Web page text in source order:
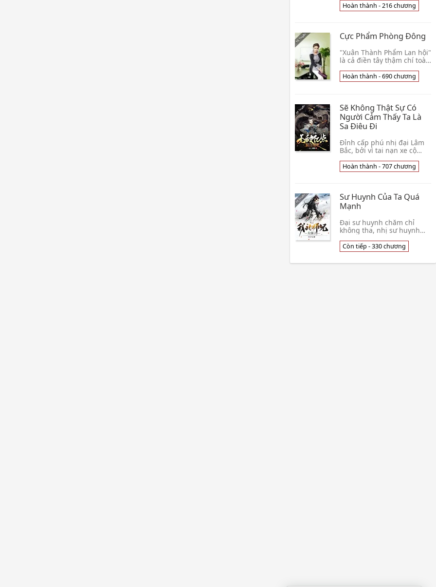
phú, dĩ nhiên là một con lữ
hành con ếch. Lữ hành con
Hoàn thành - 216 chương
Cực Phẩm Phòng Đông
"Xuân Thành Phẩm Lan hội"
là cả điền tây thậm chí toàn
danh một cái thịnh hội, mỗi
ba năm cử hành một lần,
Hoàn thành - 690 chương
Sẽ Không Thật Sự Có
Người Cảm Thấy Ta Là
Sa Điêu Đi
Đỉnh cấp phú nhị đại Lâm
Bắc, bởi vì tai nạn xe cộ
ngại bệnh nhân, tục xưng:
Ngu ngốc. Lúc này toàn cầu
Hoàn thành - 707 chương
Sư Huynh Của Ta Quá
Mạnh
Đại sư huynh chăm chỉ
không tha, nhị sư huynh
tĩnh. Đại sư huynh được
xưng là thiên tài, nhị sư
huynh là môn phái 👦 Khả
Còn tiếp - 330 chương